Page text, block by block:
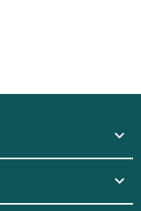
expand_more
expand_more